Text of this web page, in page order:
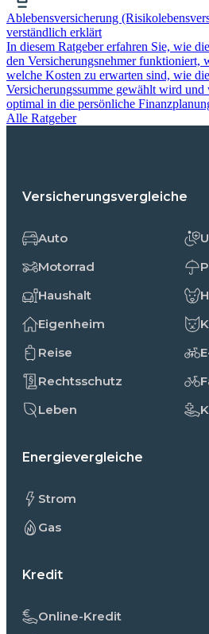
Ablebensversicherung
verständlich erklärt
In diesem Ratgeber erfahren Sie, wie
den Versicherungsnehmer funktioniert,
welche Kosten zu erwarten sind, wie
Versicherungssumme gewählt wird und
optimal in die persönliche
Alle Ratgeber
Versicherungsvergleiche
Auto
Motorrad
Haushalt
Eigenheim
Reise
Rechtsschutz
Leben
Energievergleiche
Strom
Gas
Kredit
Online-Kredit